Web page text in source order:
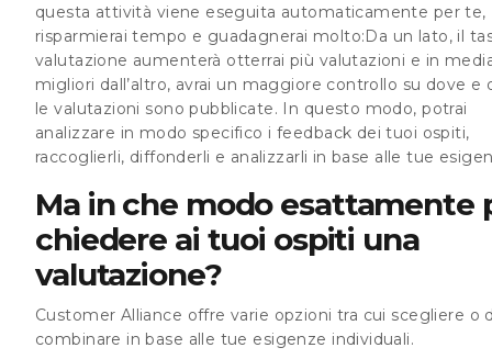
questa attività viene eseguita automaticamente per te,
risparmierai tempo e guadagnerai molto:Da un lato, il
valutazione aumenterà otterrai più valutazioni e in
migliori dall’altro, avrai un maggiore controllo su dove e
le valutazioni sono pubblicate. In questo modo, potrai
analizzare in modo specifico i feedback dei tuoi ospiti,
raccoglierli, diffonderli e analizzarli in base alle tue
Ma in che modo esattamente
chiedere ai tuoi ospiti una
valutazione?
Customer Alliance offre varie opzioni tra cui scegliere o
combinare in base alle tue esigenze individuali.